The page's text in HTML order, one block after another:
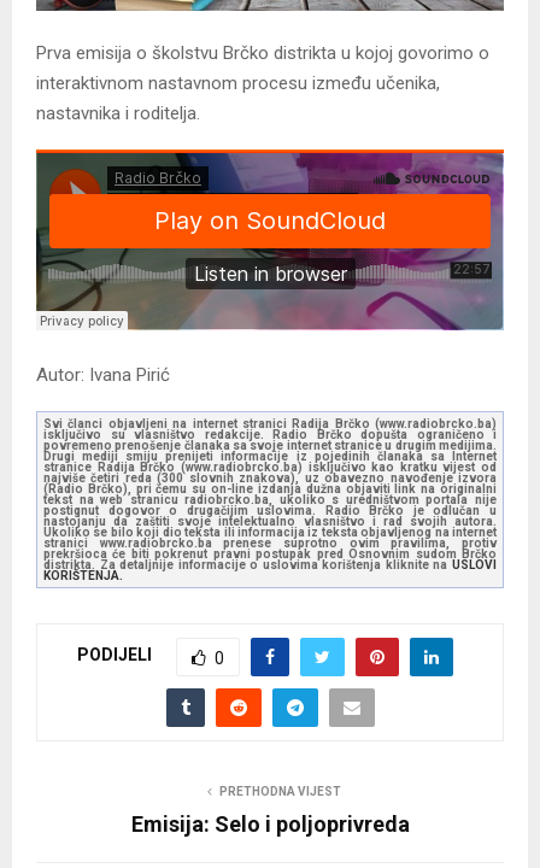
Prva emisija o školstvu Brčko distrikta u kojoj govorimo o
interaktivnom nastavnom procesu između učenika,
nastavnika i roditelja.
Autor: Ivana Pirić
Svi članci objavljeni na internet stranici Radija Brčko (www.radiobrcko.ba)
isključivo su vlasništvo redakcije. Radio Brčko dopušta ograničeno i
povremeno prenošenje članaka sa svoje internet stranice u drugim medijima.
Drugi mediji smiju prenijeti informacije iz pojedinih članaka sa Internet
stranice Radija Brčko (www.radiobrcko.ba) isključivo kao kratku vijest od
najviše četiri reda (300 slovnih znakova), uz obavezno navođenje izvora
(Radio Brčko), pri čemu su on-line izdanja dužna objaviti link na originalni
tekst na web stranicu radiobrcko.ba, ukoliko s uredništvom portala nije
postignut dogovor o drugačijim uslovima. Radio Brčko je odlučan u
nastojanju da zaštiti svoje intelektualno vlasništvo i rad svojih autora.
Ukoliko se bilo koji dio teksta ili informacija iz teksta objavljenog na internet
stranici www.radiobrcko.ba prenese suprotno ovim pravilima, protiv
prekršioca će biti pokrenut pravni postupak pred Osnovnim sudom Brčko
distrikta. Za detaljnije informacije o uslovima korištenja kliknite na USLOVI
KORIŠTENJA.
PODIJELI 0
PRETHODNA VIJEST
Emisija: Selo i poljoprivreda